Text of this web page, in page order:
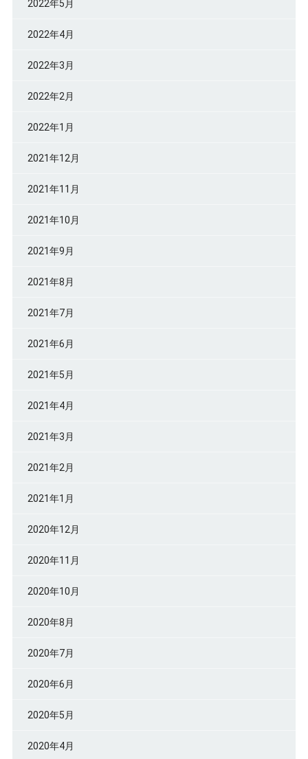
2022年5月
2022年4月
2022年3月
2022年2月
2022年1月
2021年12月
2021年11月
2021年10月
2021年9月
2021年8月
2021年7月
2021年6月
2021年5月
2021年4月
2021年3月
2021年2月
2021年1月
2020年12月
2020年11月
2020年10月
2020年8月
2020年7月
2020年6月
2020年5月
2020年4月